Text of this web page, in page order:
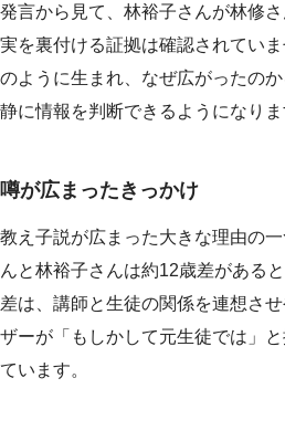
発言から見て、林裕子さんが林修
実を裏付ける証拠は確認されてい
のように生まれ、なぜ広がったの
静に情報を判断できるようになりま
噂が広まったきっかけ
教え子説が広まった大きな理由の
んと林裕子さんは約12歳差がある
差は、講師と生徒の関係を連想さ
ザーが「もしかして元生徒では」
ています。